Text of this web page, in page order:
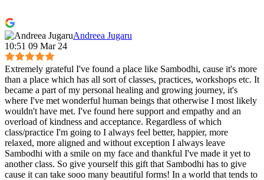
Andreea Jugaru
10:51 09 Mar 24
Extremely grateful I've found a place like Sambodhi, cause it's more
than a place which has all sort of classes, practices, workshops etc. It
became a part of my personal healing and growing journey, it's
where I've met wonderful human beings that otherwise I most likely
wouldn't have met. I've found here support and empathy and an
overload of kindness and acceptance. Regardless of which
class/practice I'm going to I always feel better, happier, more
relaxed, more aligned and without exception I always leave
Sambodhi with a smile on my face and thankful I've made it yet to
another class. So give yourself this gift that Sambodhi has to give
cause it can take sooo many beautiful forms! In a world that tends to